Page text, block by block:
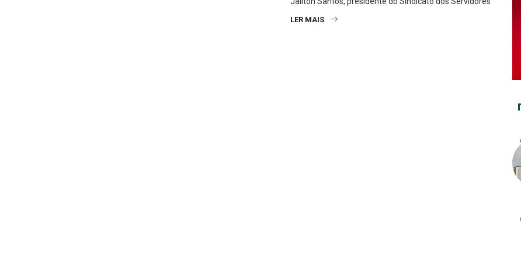
LER MAIS